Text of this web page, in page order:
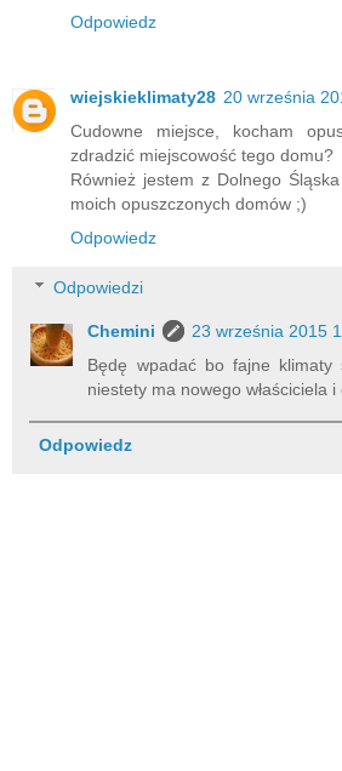
Odpowiedz
wiejskieklimaty28 20 września
Cudowne miejsce, kocham
zdradzić miejscowość tego domu?
Również jestem z Dolnego
moich opuszczonych domów ;)
Odpowiedz
Odpowiedzi
Chemini
23 września 2015
Będę wpadać bo fajne
niestety ma nowego właściciela
Odpowiedz